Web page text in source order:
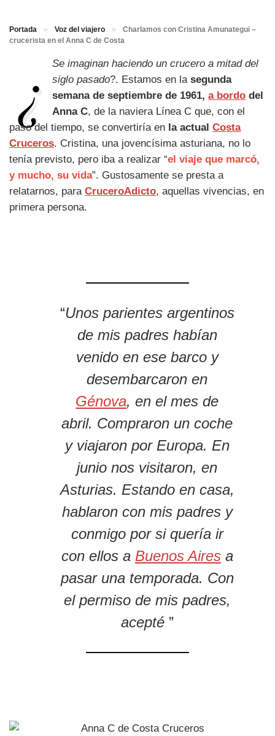
Portada » Voz del viajero »
Charlamos con Cristina Amunategui –
crucerista en el Anna C de Costa
¿
Se imaginan haciendo un crucero a mitad del
siglo pasado?. Estamos en lasegunda
semana de septiembre de 1961,a bordo del
Anna C, de la naviera Línea C que, con el
paso del tiempo, se convertiría en la actual Costa
Cruceros. Cristina, una jovencísima asturiana, no lo
tenía previsto, pero iba a realizar “el viaje que marcó,
y mucho, su vida”. Gustosamente se presta a
relatarnos, para CruceroAdicto, aquellas vivencias, en
primera persona.
“Unos parientes argentinos
de mis padres habían
venido en ese barco y
desembarcaron en
Génova, en el mes de
abril. Compraron un coche
y viajaron por Europa. En
junio nos visitaron, en
Asturias. Estando en casa,
hablaron con mis padres y
conmigo por si quería ir
con ellos a Buenos Airesa
pasar una temporada. Con
el permiso de mis padres,
acepté”